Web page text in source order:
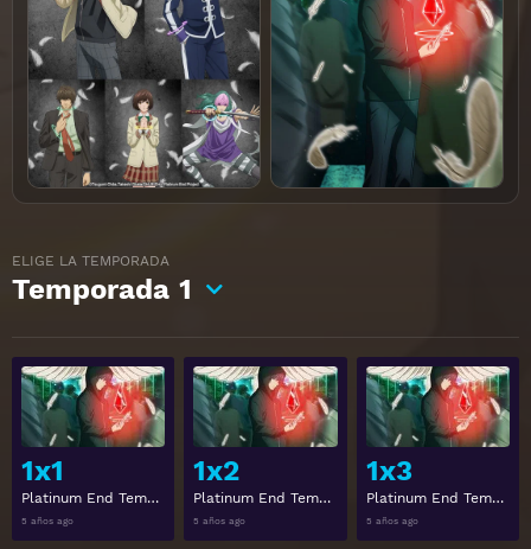
ELIGE LA TEMPORADA
Temporada 1
1x1
Platinum End Temporada 1 Capitulo 1
5 años ago
View
1x2
Platinum End Temporada 1 Capitulo 2
5 años ago
View
1x3
Platinum End Temporada 1 Capitulo 3
5 años ago